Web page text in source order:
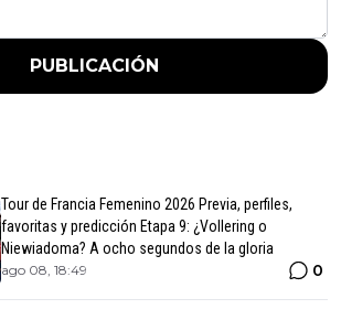
PUBLICACIÓN
Tour de Francia Femenino 2026 Previa, perfiles,
favoritas y predicción Etapa 9: ¿Vollering o
Niewiadoma? A ocho segundos de la gloria
ago 08, 18:49 0